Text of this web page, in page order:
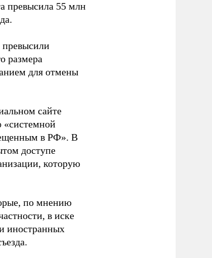
превысила 55 млн
размера
для отмены
сайте
«системной
в РФ». В
доступе
которую
по мнению
в иске
иностранных